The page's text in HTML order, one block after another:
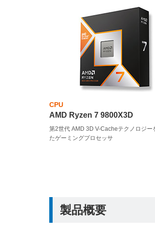
CPU
AMD Ryzen 7 9800X3D
第2世代 AMD 3D V-Cacheテクノロジー
たゲーミングプロセッサ
製品概要